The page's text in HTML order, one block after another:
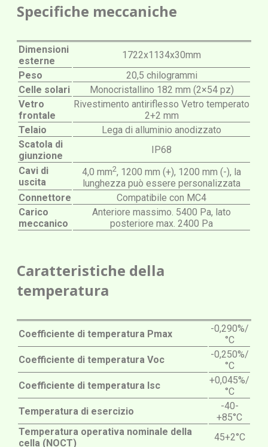
Specifiche meccaniche
Dimensioni
esterne
1722x1134x30mm
Peso
20,5 chilogrammi
Celle solari
Monocristallino 182 mm (2×54 pz)
Vetro
frontale
Rivestimento antiriflesso Vetro temperato
2+2 mm
Telaio
Lega di alluminio anodizzato
Scatola di
giunzione
IP68
Cavi di
uscita
4,0 mm2, 1200 mm (+), 1200 mm (-), la
lunghezza può essere personalizzata
Connettore
Compatibile con MC4
Carico
meccanico
Anteriore massimo. 5400 Pa, lato
posteriore max. 2400 Pa
Caratteristiche della
temperatura
Coefficiente di temperatura Pmax
-0,290%/
°C
Coefficiente di temperatura Voc
-0,250%/
°C
Coefficiente di temperatura Isc
+0,045%/
°C
Temperatura di esercizio
-40-
+85°C
Temperatura operativa nominale della
cella (NOCT)
45+2°C